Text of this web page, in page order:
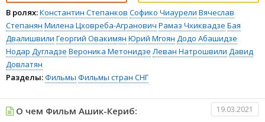
В ролях:Константин Степанков Софико Чиаурели Вячеслав
Степанян Милена Цховреба-Агранович Рамаз Чхиквадзе Бая
Двалишвили Георгий Овакимян Юрий Мгоян Додо Абашидзе
Нодар Дугладзе Вероника Метонидзе Леван Натрошвили Давид
Довлатян
Разделы:Фильмы Фильмы стран СНГ
О чем Фильм Ашик-Кериб: 19.03.2021